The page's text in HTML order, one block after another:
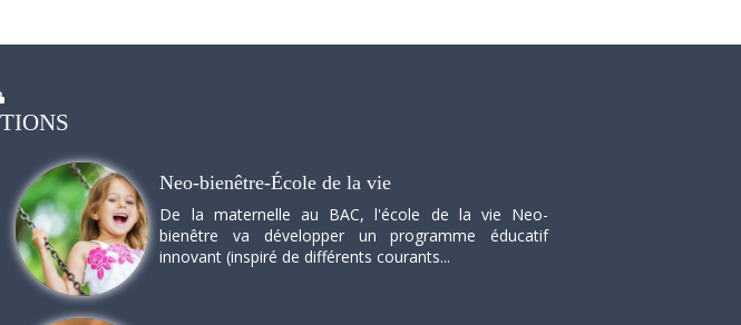
Neo-bienêtre-École de la vie
De la maternelle au BAC, l'école de la vie Neo-
bienêtre va développer un programme éducatif
innovant (inspiré de différents courants...